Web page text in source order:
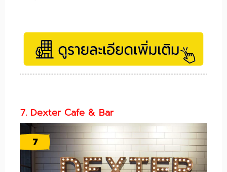
7. Dexter Cafe & Bar